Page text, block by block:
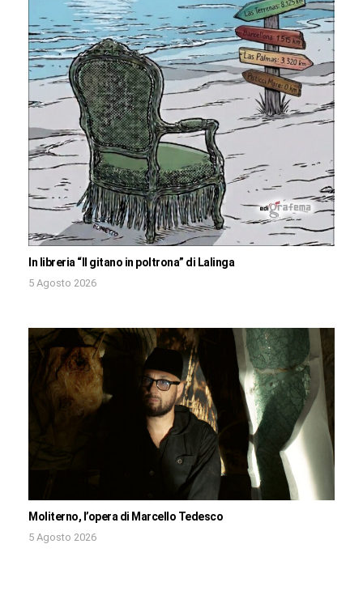
In libreria “Il gitano in poltrona” di Lalinga
5 Agosto 2026
Moliterno, l’opera di Marcello Tedesco
5 Agosto 2026